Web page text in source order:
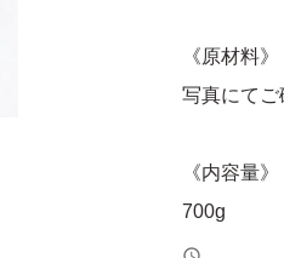
《原材料》
写真にてご
《内容量》
700g